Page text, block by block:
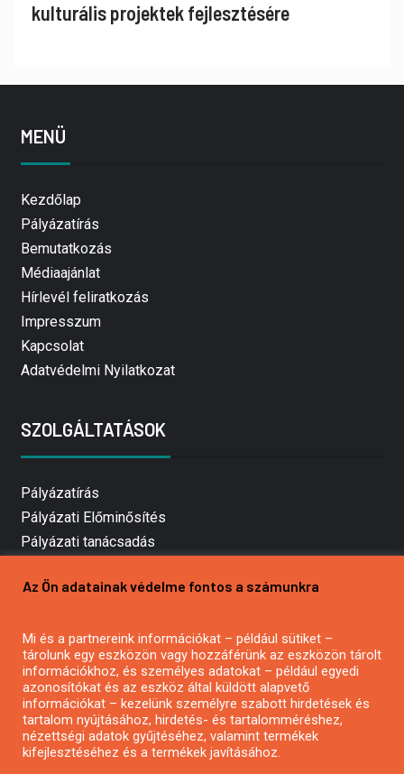
kulturális projektek fejlesztésére
MENÜ
Kezdőlap
Pályázatírás
Bemutatkozás
Médiaajánlat
Hírlevél feliratkozás
Impresszum
Kapcsolat
Adatvédelmi Nyilatkozat
SZOLGÁLTATÁSOK
Pályázatírás
Pályázati Előminősítés
Pályázati tanácsadás
Mezőgazdasági pályázatírás
Pályázatírás civil szervezeteknek
Pályázatírás önkormányzatoknak
Pályázatfigyelés
Specifikus pályázatfigyelés vagy hírlevél
Az Ön adatainak védelme fontos a számunkra
Mi és a partnereink információkat – például sütiket –
tárolunk egy eszközön vagy hozzáférünk az eszközön tárolt
információkhoz, és személyes adatokat – például egyedi
azonosítókat és az eszköz által küldött alapvető
információkat – kezelünk személyre szabott hirdetések és
tartalom nyújtásához, hirdetés- és tartalomméréshez,
nézettségi adatok gyűjtéséhez, valamint termékek
kifejlesztéséhez és a termékek javításához.